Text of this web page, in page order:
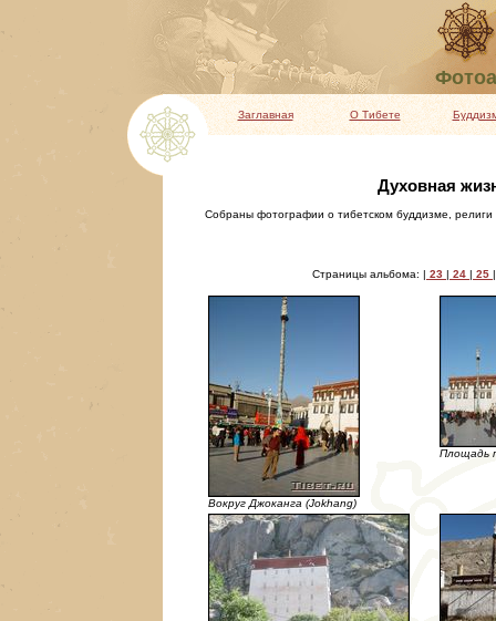
Заглавная О Тибете
Духовная
Собраны фотографии о тибетском буддизме,
Страницы альбома: | 23 24 25
Вокруг Джоканга (Jokhang)
Площадь